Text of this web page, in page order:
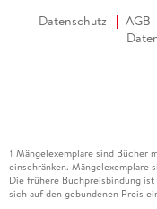
Datenschutz AGB
1 Mängelexemplare sind Bücher
einschränken. Mängelexemplare
Die frühere Buchpreisbindung ist
sich auf den gebundenen Preis